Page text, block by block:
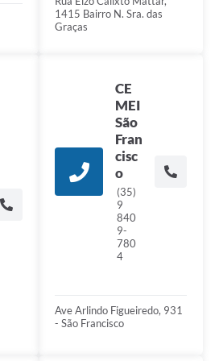
1415 Bairro N. Sra. das
Graças
CE
MEI
São
Fran
cisc
o
(35)
9
840
9-
780
4
Ave Arlindo Figueiredo, 931
- São Francisco